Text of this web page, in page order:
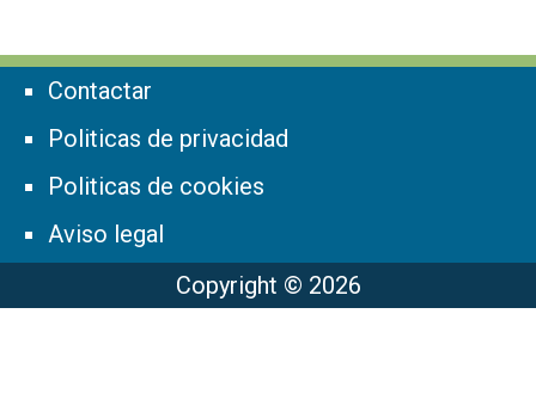
Contactar
Politicas de privacidad
Politicas de cookies
Aviso legal
Copyright © 2026